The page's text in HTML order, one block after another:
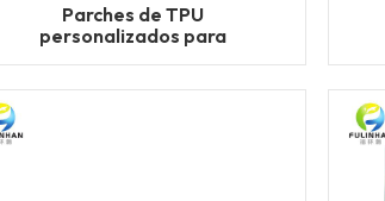
Parches de TPU
personalizados para